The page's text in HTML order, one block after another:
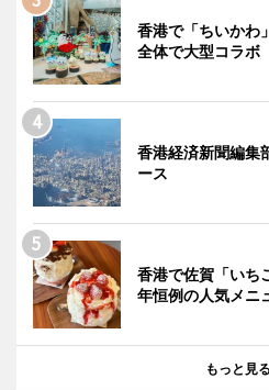
香港で「ちいかわ
全体で大型コラボ
香港経済新聞編集
ース
香港で佐賀「い
年恒例の人気メニ
もっと見る